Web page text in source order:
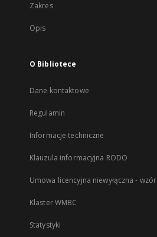
Zakres
Opis
O Bibliotece
Dane kontaktowe
Regulamin
Informacje techniczne
Klauzula informacyjna RODO
Umowa licencyjna niewyłączna - wzór
Klaster WMBC
Statystyki